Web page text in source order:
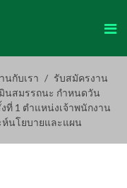
นกับเรา
รับสมัครงาน
นสมรรถนะ กำหนดวัน
ที่ 1 ตำแหน่งเจ้าพนักงาน
ห์นโยบายและแผน